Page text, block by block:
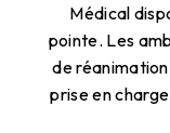
Médical
pointe. Les
de
prise en